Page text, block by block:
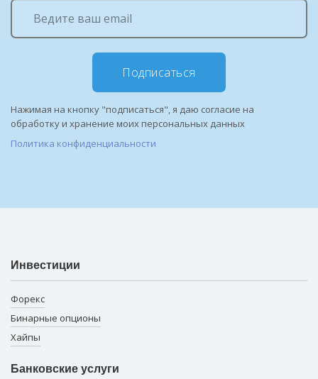
Подписаться
Нажимая на кнопку "подписаться", я даю согласие на
обработку и хранение моих персональных данных
Политика конфиденциальности
Инвестиции
Форекс
Бинарные опционы
Хайпы
Банковские услуги